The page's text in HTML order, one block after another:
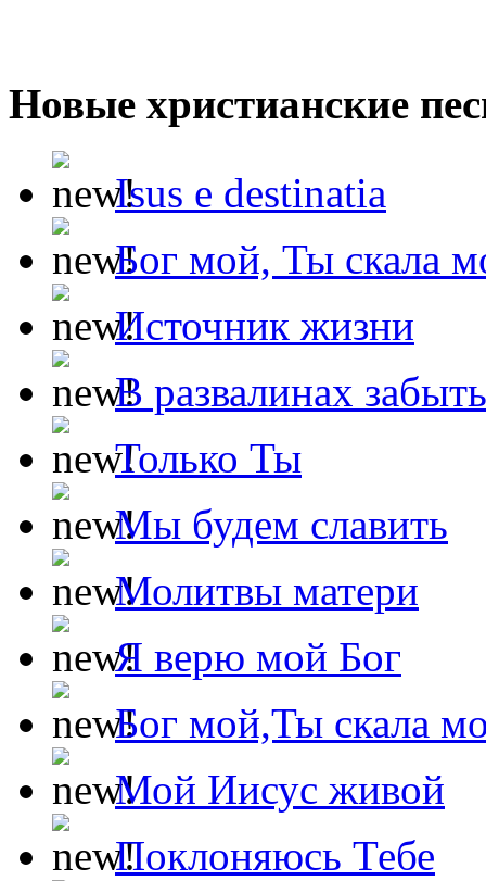
Новые христианские
Isus e destinatia
Бог мой, Ты скала
Источник жизни
В развалинах
Только Ты
Мы будем славить
Молитвы матери
Я верю мой Бог
Бог мой,Ты скала
Мой Иисус живой
Поклоняюсь Тебе